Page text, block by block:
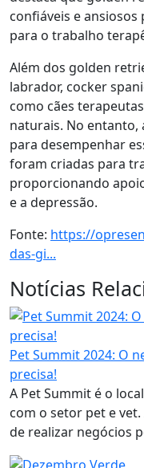
confiáveis e
para o trabalho
Além dos golden
labrador, cocker
como cães
naturais. No entanto,
para desempenhar
foram criadas para
proporcionando
e a depressão.
Fonte: https://
das-gi...
Notícias
Pet Summit 2024: O
precisa!
A Pet Summit é o
com o setor pet e
de realizar negócios